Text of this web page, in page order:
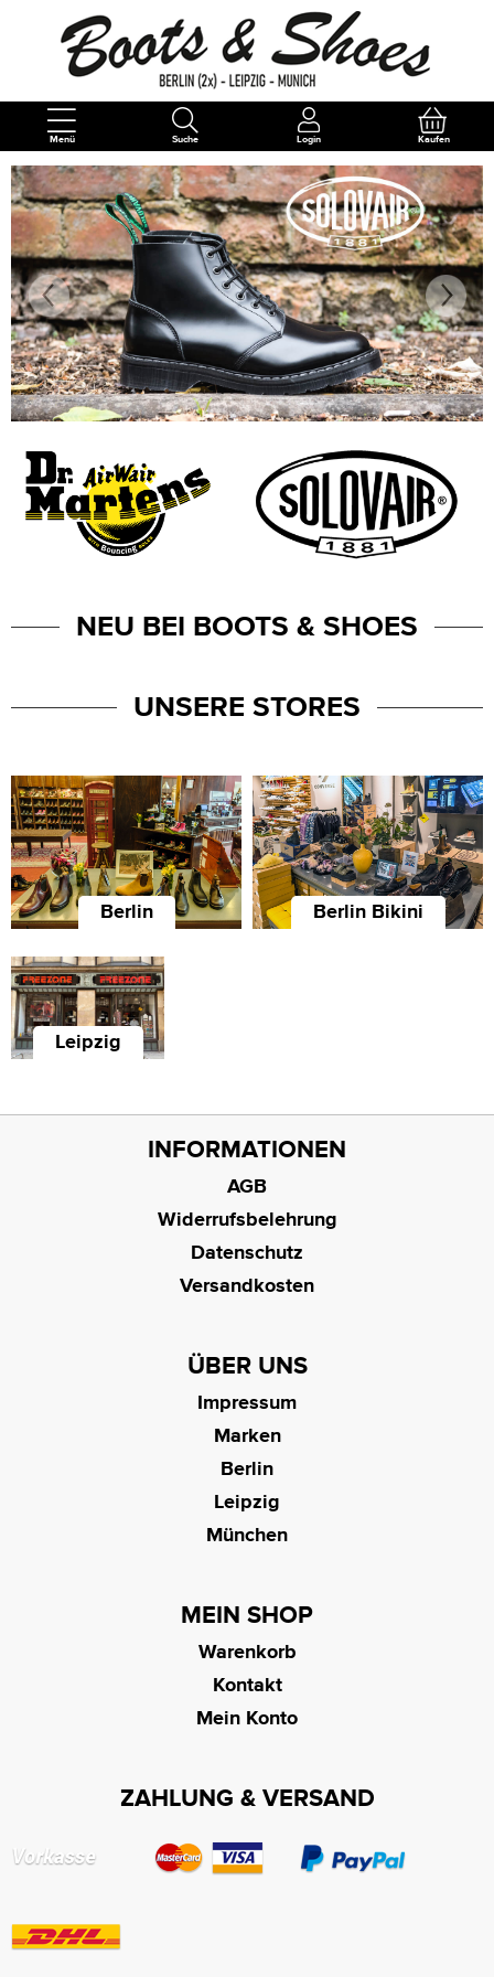
Menü Suche Login Kaufen
Previous Next
NEU BEI BOOTS & SHOES
UNSERE STORES
Berlin Berlin Bikini
Leipzig
INFORMATIONEN
AGB
Widerrufsbelehrung
Datenschutz
Versandkosten
ÜBER UNS
Impressum
Marken
Berlin
Leipzig
München
MEIN SHOP
Warenkorb
Kontakt
Mein Konto
ZAHLUNG & VERSAND